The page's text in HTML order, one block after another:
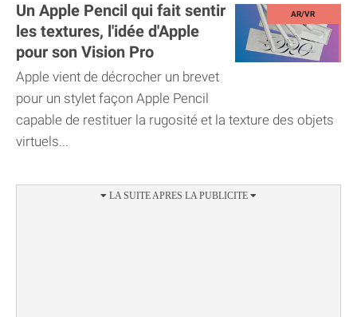
Un Apple Pencil qui fait sentir
les textures, l'idée d'Apple
pour son Vision Pro
Apple vient de décrocher un brevet
pour un stylet façon Apple Pencil
capable de restituer la rugosité et la texture des objets
virtuels...